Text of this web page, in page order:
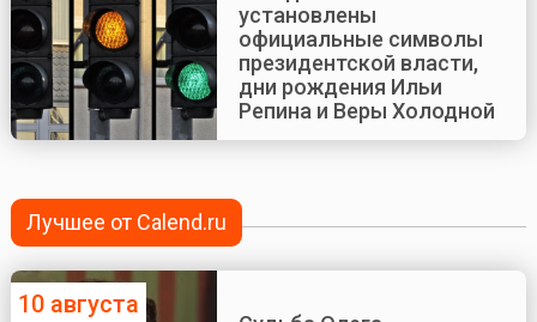
установлены
официальные символы
президентской власти,
дни рождения Ильи
Репина и Веры Холодной
Лучшее от Calend.ru
10 августа